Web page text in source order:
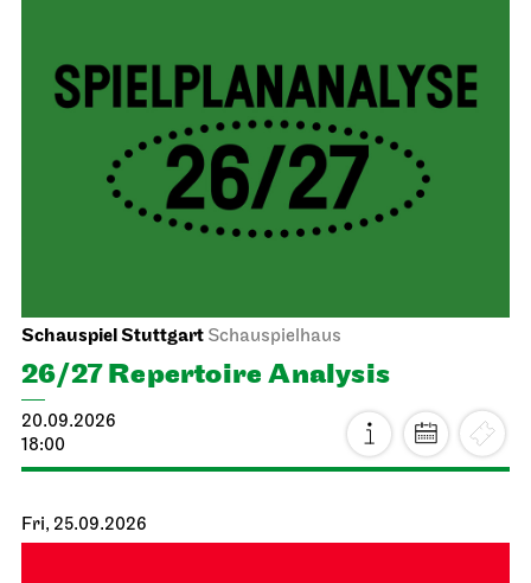
Schauspiel Stuttgart Schauspielhaus
26/27 Repertoire Analysis
20.09.2026
18:00
Fri, 25.09.2026